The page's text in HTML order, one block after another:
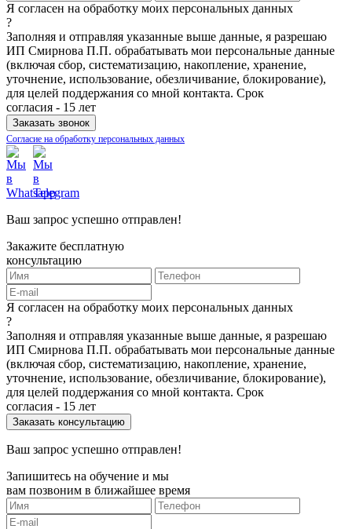
Я согласен на обработку моих персональных данных
?
Заполняя и отправляя указанные выше данные, я разрешаю
ИП Смирнова П.П. обрабатывать мои персональные данные
(включая сбор, систематизацию, накопление, хранение,
уточнение, использование, обезличивание, блокирование),
для целей поддержания со мной контакта. Срок
согласия - 15 лет
Согласие на обработку персональных данных
Ваш запрос успешно отправлен!
Закажите бесплатную
консультацию
Я согласен на обработку моих персональных данных
?
Заполняя и отправляя указанные выше данные, я разрешаю
ИП Смирнова П.П. обрабатывать мои персональные данные
(включая сбор, систематизацию, накопление, хранение,
уточнение, использование, обезличивание, блокирование),
для целей поддержания со мной контакта. Срок
согласия - 15 лет
Ваш запрос успешно отправлен!
Запишитесь на обучение и мы
вам позвоним в ближайшее время